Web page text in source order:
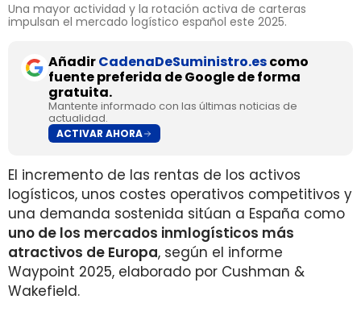
Una mayor actividad y la rotación activa de carteras
impulsan el mercado logístico español este 2025.
AñadirCadenaDeSuministro.escomo
fuente preferida de Google de forma
gratuita.
Mantente informado con las últimas noticias de
actualidad.
ACTIVAR AHORA
El incremento de las rentas de los activos
logísticos, unos costes operativos competitivos y
una demanda sostenida sitúan a España como
uno de los mercados inmlogísticos más
atractivos de Europa, según el informe
Waypoint 2025, elaborado por Cushman &
Wakefield.